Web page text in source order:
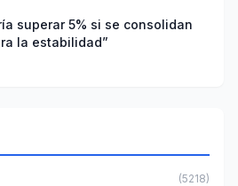
superar 5% si se consolidan
la estabilidad”
(5218)